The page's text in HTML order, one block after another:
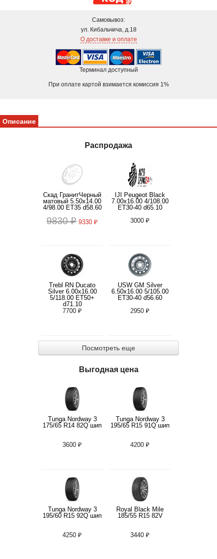
Самовывоз:
ул. Кибальчича, д.18
О доставке и оплате
Терминал доступный
При оплате картой взимается комиссия 1%
Описание
Распродажа
Скад ГранитЧерный
матовый 5.50x14.00
4/98.00 ET35 d58.60
9830 ₽ 9330 ₽
IJI Peugeot Black
7.00x16.00 4/108.00
ET30-40 d65.10
3000 ₽
Trebl RN Ducato
Silver 6.00x16.00
5/118.00 ET50+
d71.10
7700 ₽
USW GM Silver
6.50x16.00 5/105.00
ET30-40 d56.60
2950 ₽
Посмотреть еще
Выгодная цена
Tunga Nordway 3
175/65 R14 82Q шип
3600 ₽
Tunga Nordway 3
195/65 R15 91Q шип
4200 ₽
Tunga Nordway 3
195/60 R15 92Q шип
4250 ₽
Royal Black Mile
185/55 R15 82V
3440 ₽